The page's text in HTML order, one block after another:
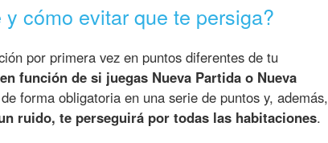
cómo evitar que te persiga?
por primera vez en puntos diferentes de tu
función de si juegas Nueva Partida o Nueva
forma obligatoria en una serie de puntos y, además,
ruido, te perseguirá por todas las habitaciones.